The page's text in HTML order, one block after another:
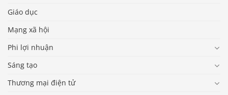
Giáo dục
Mạng xã hội
Phi lợi nhuận
Sáng tạo
Thương mại điện tử